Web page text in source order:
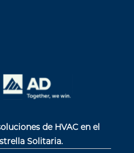
de HVAC en el
Solitaria.